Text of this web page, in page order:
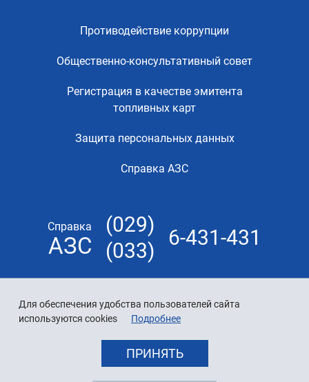
Для обеспечения удобства пользователей сайта
используются cookies
Подробнее
ПРИНЯТЬ
Противодействие коррупции
Общественно-консультативный совет
Регистрация в качестве эмитента
топливных карт
Защита персональных данных
Справка АЗС
Справка
АЗС
(029)
(033)
6-431-431